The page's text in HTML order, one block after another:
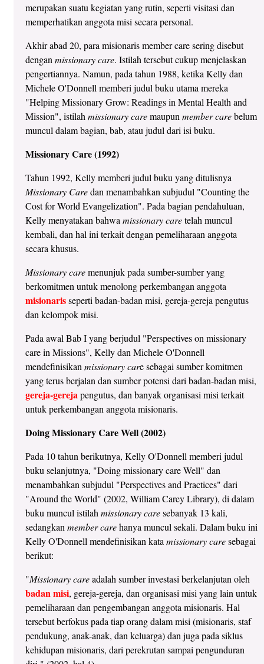
merupakan suatu kegiatan yang rutin, seperti visitasi dan
memperhatikan anggota misi secara personal.
Akhir abad 20, para misionaris member care sering disebut
denganmissionary care. Istilah tersebut cukup menjelaskan
pengertiannya. Namun, pada tahun 1988, ketika Kelly dan
Michele O'Donnell memberi judul buku utama mereka
"Helping Missionary Grow: Readings in Mental Health and
Mission", istilahmissionary caremaupunmember carebelum
muncul dalam bagian, bab, atau judul dari isi buku.
Missionary Care (1992)
Tahun 1992, Kelly memberi judul buku yang ditulisnya
Missionary Caredan menambahkan subjudul "Counting the
Cost for World Evangelization". Pada bagian pendahuluan,
Kelly menyatakan bahwamissionary caretelah muncul
kembali, dan hal ini terkait dengan pemeliharaan anggota
secara khusus.
Missionary caremenunjuk pada sumber-sumber yang
berkomitmen untuk menolong perkembangan anggota
misionarisseperti badan-badan misi, gereja-gereja pengutus
dan kelompok misi.
Pada awal Bab I yang berjudul "Perspectives on missionary
care in Missions", Kelly dan Michele O'Donnell
mendefinisikanmissionary care sebagai sumber komitmen
yang terus berjalan dan sumber potensi dari badan-badan misi,
gereja-gerejapengutus, dan banyak organisasi misi terkait
untuk perkembangan anggota misionaris.
Doing Missionary Care Well (2002)
Pada 10 tahun berikutnya, Kelly O'Donnell memberi judul
buku selanjutnya, "Doing missionary care Well" dan
menambahkan subjudul "Perspectives and Practices" dari
"Around the World" (2002, William Carey Library), di dalam
buku muncul istilahmissionary caresebanyak 13 kali,
sedangkanmember carehanya muncul sekali. Dalam buku ini
Kelly O'Donnell mendefinisikan katamissionary caresebagai
berikut:
"Missionary careadalah sumber investasi berkelanjutan oleh
badan misi, gereja-gereja, dan organisasi misi yang lain untuk
pemeliharaan dan pengembangan anggota misionaris. Hal
tersebut berfokus pada tiap orang dalam misi (misionaris, staf
pendukung, anak-anak, dan keluarga) dan juga pada siklus
kehidupan misionaris, dari perekrutan sampai pengunduran